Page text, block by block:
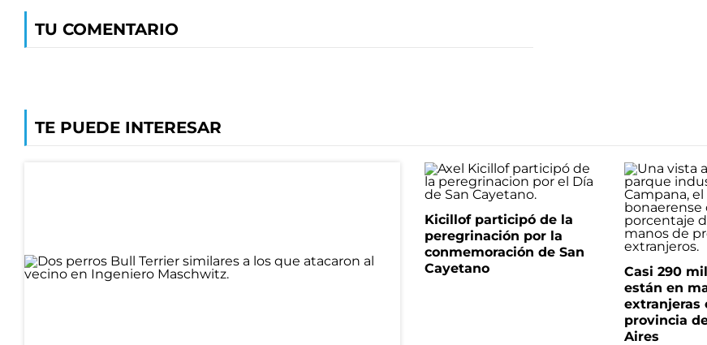
TU COMENTARIO
TE PUEDE INTERESAR
Kicillof participó de la
peregrinación por la
conmemoración de San
Cayetano
Casi 290
están en
extranjeras
provincia
Aires